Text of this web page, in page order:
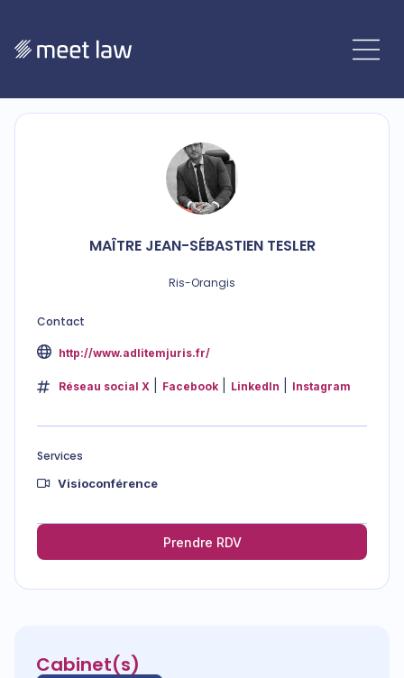
MAÎTRE JEAN-SÉBASTIEN TESLER
Ris-Orangis
Contact
http://www.adlitemjuris.fr/
Réseau social X Facebook LinkedIn Instagram
Services
Visioconférence
Prendre RDV
Cabinet(s)